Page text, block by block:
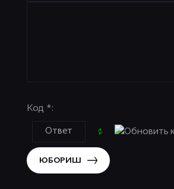
Код *:
ЮБОРИШ